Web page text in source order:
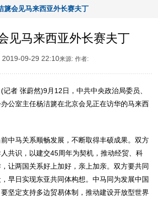
篪会见马来西亚外长赛夫丁
见马来西亚外长赛夫丁
2019-09-29 22:10来源: 作者:
张蔚然)9月12日，中共中央政治局委员、
公室主任杨洁篪在北京会见正在访华的马来西
马关系顺畅发展，不断取得丰硕成果。双方
共识，以建交45周年为契机，推动经贸、科
让两国关系好上加好，亲上加亲。双方要共同
早日实现东亚共同体构想。中马同为发展中国
坚定支持多边贸易体制，推动建设开放型世界